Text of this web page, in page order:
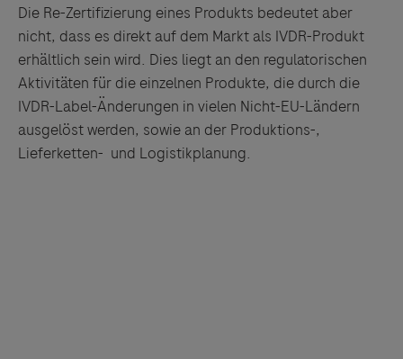
Die Re-Zertifizierung eines Produkts bedeutet aber
nicht, dass es direkt auf dem Markt als IVDR-Produkt
erhältlich sein wird. Dies liegt an den regulatorischen
Aktivitäten für die einzelnen Produkte, die durch die
IVDR-Label-Änderungen in vielen Nicht-EU-Ländern
ausgelöst werden, sowie an der Produktions-,
Lieferketten- und Logistikplanung.